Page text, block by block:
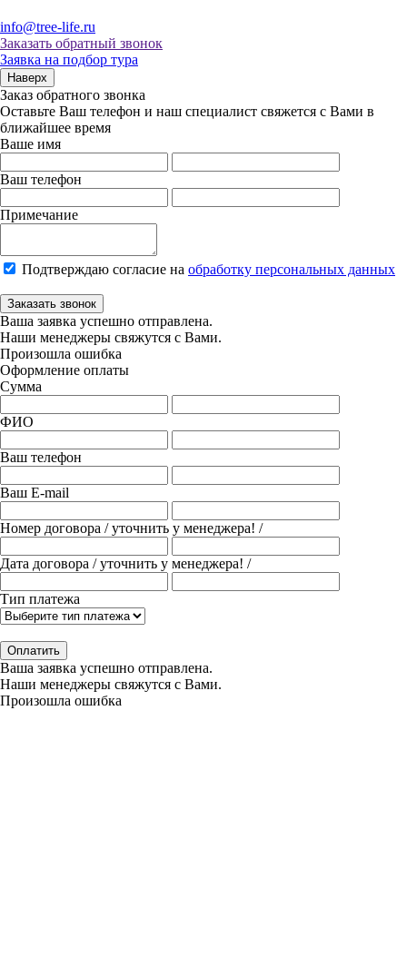
info@tree-life.ru
Заказать обратный звонок
Заявка на подбор тура
Наверх
Заказ обратного звонка
Оставьте Ваш телефон и наш специалист свяжется с Вами в
ближайшее время
Ваше имя
Ваш телефон
Примечание
Подтверждаю согласие на обработку персональных данных
Заказать звонок
Ваша заявка успешно отправлена.
Наши менеджеры свяжутся с Вами.
Произошла ошибка
Оформление оплаты
Сумма
ФИО
Ваш телефон
Ваш E-mail
Номер договора / уточнить у менеджера! /
Дата договора / уточнить у менеджера! /
Тип платежа
Оплатить
Ваша заявка успешно отправлена.
Наши менеджеры свяжутся с Вами.
Произошла ошибка